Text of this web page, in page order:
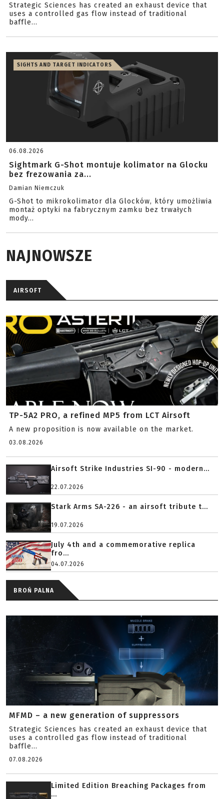
Strategic Sciences has created an exhaust device that
uses a controlled gas flow instead of traditional
baffle...
SIGHTS AND TARGET INDICATORS
06.08.2026
Sightmark G-Shot montuje kolimator na Glocku
bez frezowania za...
Damian Niemczuk
G-Shot to mikrokolimator dla Glocków, który umożliwia
montaż optyki na fabrycznym zamku bez trwałych
mody...
NAJNOWSZE
AIRSOFT
TP-5A2 PRO, a refined MP5 from LCT Airsoft
A new proposition is now available on the market.
03.08.2026
Airsoft Strike Industries SI-90 - modern...
22.07.2026
Stark Arms SA-226 - an airsoft tribute t...
19.07.2026
July 4th and a commemorative replica
fro...
04.07.2026
BROŃ PALNA
MFMD – a new generation of suppressors
Strategic Sciences has created an exhaust device that
uses a controlled gas flow instead of traditional
baffle...
07.08.2026
Limited Edition Breaching Packages from
...